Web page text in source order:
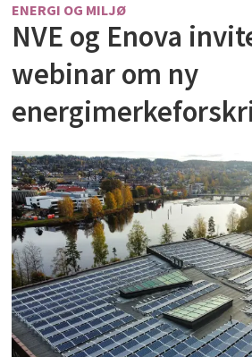
ENERGI OG MILJØ
NVE og Enova
webinar om ny